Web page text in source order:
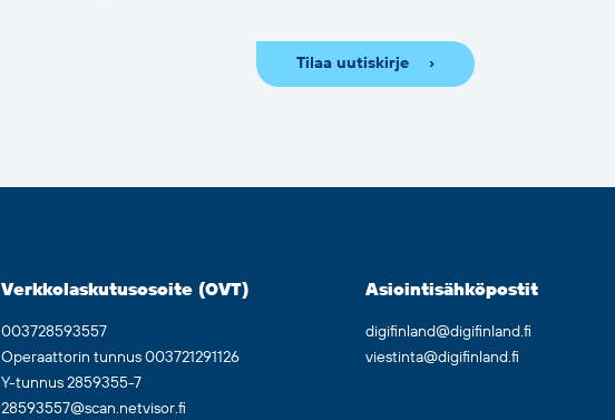
Tilaa uutiskirje
Verkkolaskutusosoite (OVT)
003728593557
Operaattorin tunnus 003721291126
Y-tunnus 2859355-7
28593557@scan.netvisor.fi
Asiointisähköpostit
digifinland@digifinland.fi
viestinta@digifinland.fi